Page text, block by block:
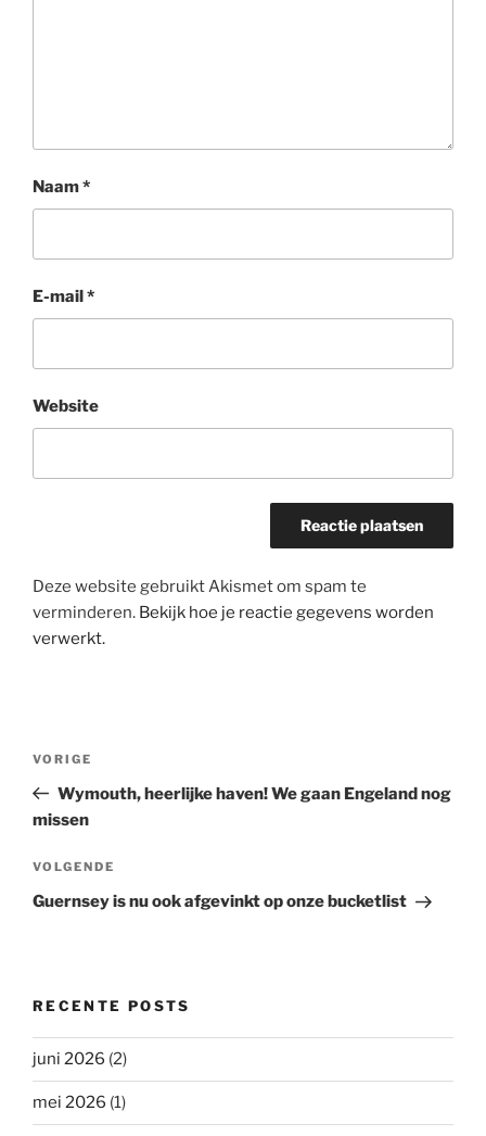
Naam*
E-mail*
Website
Deze website gebruikt Akismet om spam te
verminderen. Bekijk hoe je reactie gegevens worden
verwerkt.
Vorig
bericht
VORIGE
Wymouth, heerlijke haven! We gaan Engeland nog
missen
Volgend
bericht
VOLGENDE
Guernsey is nu ook afgevinkt op onze bucketlist
RECENTE POSTS
juni 2026 (2)
mei 2026 (1)